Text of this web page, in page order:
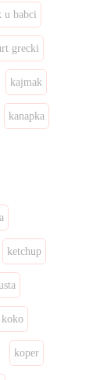
u babci
grecki
kajmak
kanapka
ketchup
koko
koper